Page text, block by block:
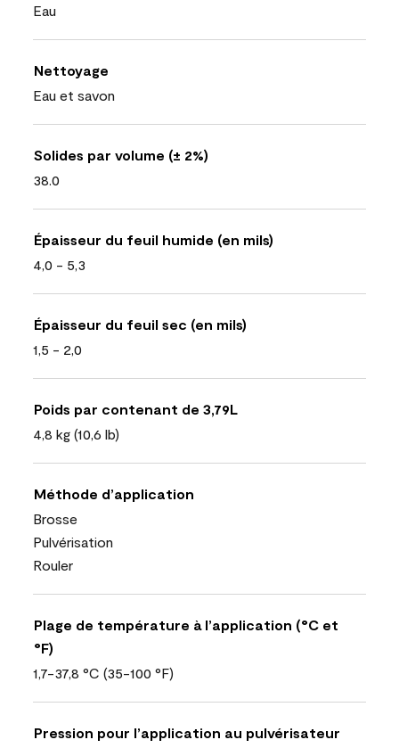
Eau
Nettoyage
Eau et savon
Solides par volume (± 2%)
38.0
Épaisseur du feuil humide (en mils)
4,0 - 5,3
Épaisseur du feuil sec (en mils)
1,5 - 2,0
Poids par contenant de 3,79L
4,8 kg (10,6 lb)
Méthode d’application
Brosse
Pulvérisation
Rouler
Plage de température à l’application (°C et
°F)
1,7-37,8 °C (35-100 °F)
Pression pour l’application au pulvérisateur